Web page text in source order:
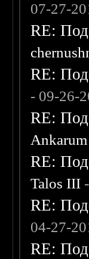
07-27-
RE:
RE:
- 09-26-
RE:
Ankarum
RE:
Talos III
RE:
04-27-
RE: